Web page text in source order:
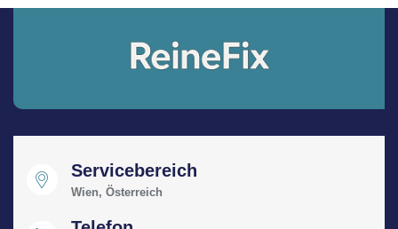
Servicebereich
Wien, Österreich